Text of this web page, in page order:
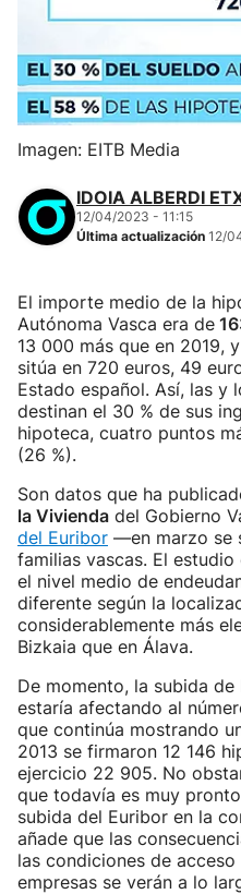
Imagen: EITB Media
IDOIA ALBERDI
12/04/2023 - 11:15
Última actualización 12/
El importe medio de la
Autónoma Vasca era de
13 000 más que en 2019,
sitúa en 720 euros, 49
Estado español. Así, las y
destinan el 30 % de sus
hipoteca, cuatro puntos
(26 %).
Son datos que ha
la Vivienda del Gobierno
del Euribor —en marzo se
familias vascas. El
el nivel medio de
diferente según la
considerablemente más
Bizkaia que en Álava.
De momento, la subida
estaría afectando al
que continúa mostrando
2013 se firmaron 12 146
ejercicio 22 905. No
que todavía es muy
subida del Euribor en la
añade que las
las condiciones de
empresas se verán a lo